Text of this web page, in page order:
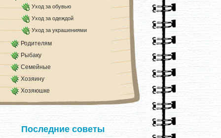
Уход за обувью
Уход за одеждой
Уход за украшениями
Родителям
Рыбаку
Семейные
Хозяину
Хозяюшке
Последние советы